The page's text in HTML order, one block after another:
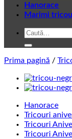
Hanorace
Marimi
Caută
Prima pagină /
Hanorace
Tricouri
Tricouri
Tricouri